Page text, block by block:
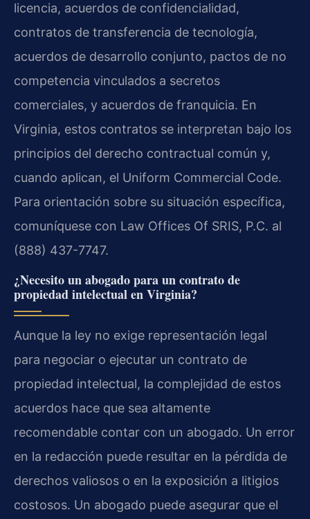
licencia, acuerdos de confidencialidad,
contratos de transferencia de tecnología,
acuerdos de desarrollo conjunto, pactos de no
competencia vinculados a secretos
comerciales, y acuerdos de franquicia. En
Virginia, estos contratos se interpretan bajo los
principios del derecho contractual común y,
cuando aplican, el Uniform Commercial Code.
Para orientación sobre su situación específica,
comuníquese con Law Offices Of SRIS, P.C. al
(888) 437-7747.
¿Necesito un abogado para un contrato de
propiedad intelectual en Virginia?
Aunque la ley no exige representación legal
para negociar o ejecutar un contrato de
propiedad intelectual, la complejidad de estos
acuerdos hace que sea altamente
recomendable contar con un abogado. Un error
en la redacción puede resultar en la pérdida de
derechos valiosos o en la exposición a litigios
costosos. Un abogado puede asegurar que el